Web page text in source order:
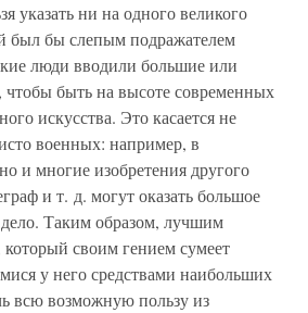
указать ни на одного великого
был бы слепым подражателем
люди вводили большие или
быть на высоте современных
искусства. Это касается не
военных: например, в
и многие изобретения другого
и т. д. могут оказать большое
Таким образом, лучшим
который своим гением сумеет
у него средствами наибольших
всю возможную пользу из